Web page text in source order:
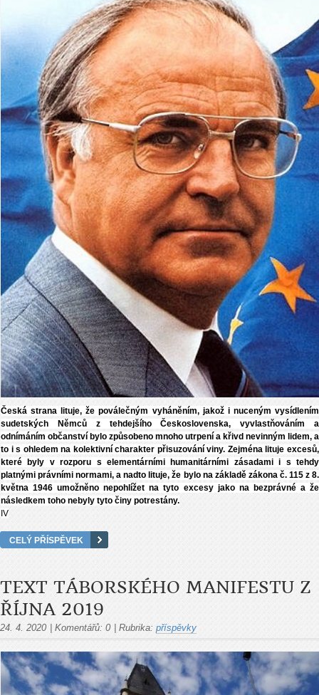
Česká strana lituje, že poválečným vyháněním, jakož i nuceným vysídlením
sudetských Němců z tehdejšího Československa, vyvlastňováním a
odnímáním občanství bylo způsobeno mnoho utrpení a křivd nevinným lidem, a
to i s ohledem na kolektivní charakter přisuzování viny. Zejména lituje excesů,
které byly v rozporu s elementárními humanitárními zásadami i s tehdy
platnými právními normami, a nadto lituje, že bylo na základě zákona č. 115 z 8.
května 1946 umožněno nepohlížet na tyto excesy jako na bezprávné a že
následkem toho nebyly tyto činy potrestány.
IV
CELÝ PŘÍSPĚVEK
TEXT TÁBORSKÉHO MANIFESTU Z
ŘÍJNA 2019
24. 4. 2020 | Komentářů: 0 | Rubrika: příspěvky